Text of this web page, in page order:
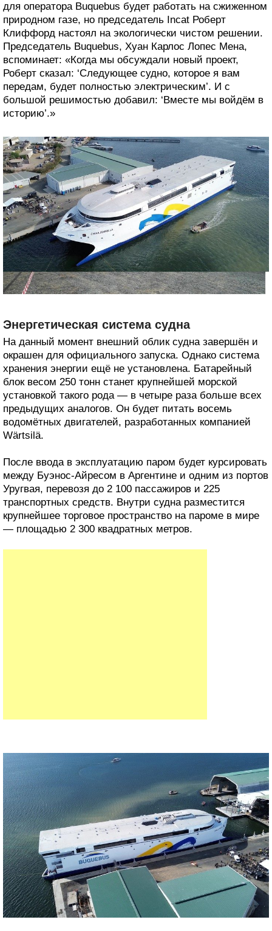
для оператора Buquebus будет работать на сжиженном
природном газе, но председатель Incat Роберт
Клиффорд настоял на экологически чистом решении.
Председатель Buquebus, Хуан Карлос Лопес Мена,
вспоминает: «Когда мы обсуждали новый проект,
Роберт сказал: ‘Следующее судно, которое я вам
передам, будет полностью электрическим’. И с
большой решимостью добавил: ‘Вместе мы войдём в
историю’.»
Энергетическая система судна
На данный момент внешний облик судна завершён и
окрашен для официального запуска. Однако система
хранения энергии ещё не установлена. Батарейный
блок весом 250 тонн станет крупнейшей морской
установкой такого рода — в четыре раза больше всех
предыдущих аналогов. Он будет питать восемь
водомётных двигателей, разработанных компанией
Wärtsilä.
После ввода в эксплуатацию паром будет курсировать
между Буэнос-Айресом в Аргентине и одним из портов
Уругвая, перевозя до 2 100 пассажиров и 225
транспортных средств. Внутри судна разместится
крупнейшее торговое пространство на пароме в мире
— площадью 2 300 квадратных метров.